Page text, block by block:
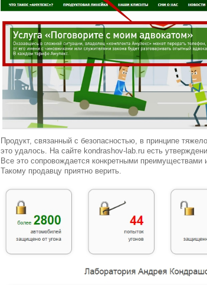
Продукт, связанный с безопасностью, в принципе
это удалось. На сайте kondrashov-lab.ru есть
Все это сопровождается конкретными преимуществами
Такому продавцу приятно верить.